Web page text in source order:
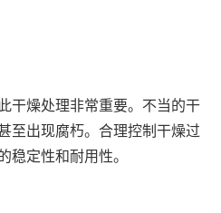
干燥处理非常重要。不当的干
至出现腐朽。合理控制干燥过
稳定性和耐用性。